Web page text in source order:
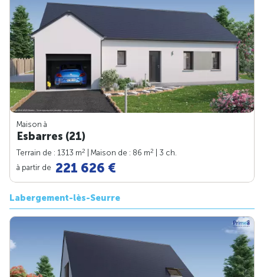
Maison à
Esbarres (21)
Terrain de : 1313 m2 | Maison de : 86 m2
| 3 ch.
à partir de 221 626 €
Labergement-lès-Seurre